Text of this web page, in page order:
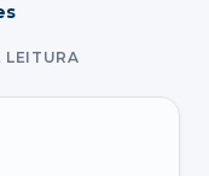
LEITURA